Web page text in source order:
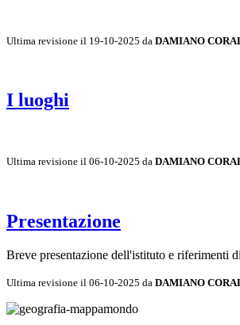
Ultima revisione il 19-10-2025 da DAMIANO
I luoghi
Ultima revisione il 06-10-2025 da DAMIANO
Presentazione
Breve presentazione dell'istituto e riferimenti
Ultima revisione il 06-10-2025 da DAMIANO